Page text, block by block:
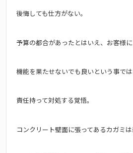
後悔しても仕方がない。
予算の都合があったとはいえ、お客様
機能を果たせないでも良いという事では
責任持って対処する覚悟。
コンクリート壁面に張ってあるカガミは